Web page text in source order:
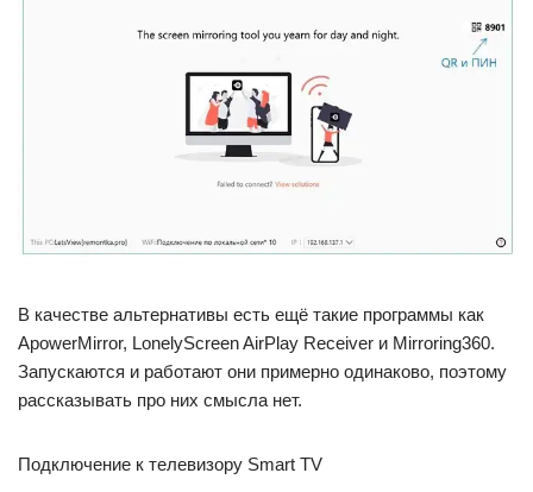
В качестве альтернативы есть ещё такие программы как
ApowerMirror, LonelyScreen AirPlay Receiver и Mirroring360.
Запускаются и работают они примерно одинаково, поэтому
рассказывать про них смысла нет.
Подключение к телевизору Smart TV